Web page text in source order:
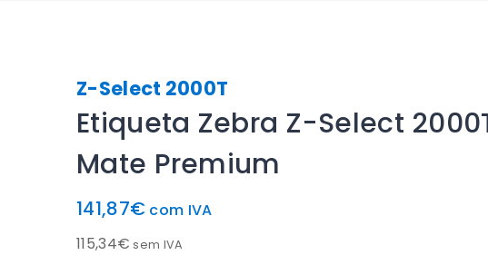
Z-Select 2000T
Etiqueta Zebra Z-Select
Mate Premium
141,87€ com IVA
115,34€ sem IVA